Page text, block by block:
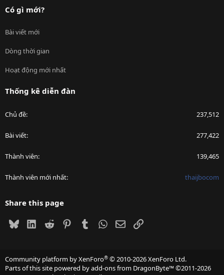
Có gì mới?
Bài viết mới
Dòng thời gian
Hoạt động mới nhất
Thống kê diễn đàn
Chủ đề 237,512
Bài viết 277,422
Thành viên 139,465
Thành viên mới nhất thaijbocom
Share this page
BlueskyLinkedIn
Reddit PinterestTumblrWhatsApp
EmailLink
Community platform by XenForo® © 2010-2026 XenForo Ltd.
Parts of this site powered byadd-ons from DragonByte™©2011-2026